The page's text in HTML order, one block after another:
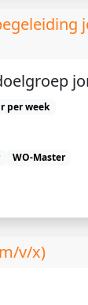
per week
WO-Master
v/x)